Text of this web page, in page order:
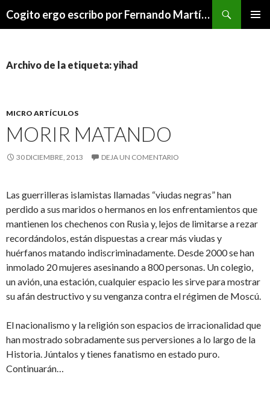
Cogito ergo escribo por Fernando Martínez Serrano
Archivo de la etiqueta: yihad
MICRO ARTÍCULOS
MORIR MATANDO
30 DICIEMBRE, 2013 DEJA UN COMENTARIO
Las guerrilleras islamistas llamadas “viudas negras” han
perdido a sus maridos o hermanos en los enfrentamientos que
mantienen los chechenos con Rusia y, lejos de limitarse a rezar
recordándolos, están dispuestas a crear más viudas y
huérfanos matando indiscriminadamente. Desde 2000 se han
inmolado 20 mujeres asesinando a 800 personas. Un colegio,
un avión, una estación, cualquier espacio les sirve para mostrar
su afán destructivo y su venganza contra el régimen de Moscú.
El nacionalismo y la religión son espacios de irracionalidad que
han mostrado sobradamente sus perversiones a lo largo de la
Historia. Júntalos y tienes fanatismo en estado puro.
Continuarán…